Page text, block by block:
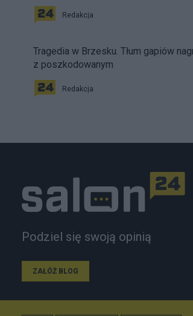
Redakcja
Tragedia w Brzesku. Tłum gapiów
z poszkodowanym
Redakcja
Podziel się swoją opinią
ZAŁÓŻ BLOG